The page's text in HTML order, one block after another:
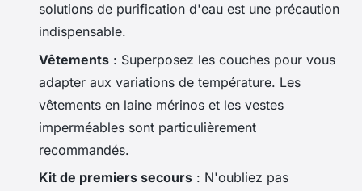
solutions de purification d'eau est une précaution
indispensable.
Vêtements : Superposez les couches pour vous
adapter aux variations de température. Les
vêtements en laine mérinos et les vestes
imperméables sont particulièrement
recommandés.
Kit de premiers secours : N'oubliez pas